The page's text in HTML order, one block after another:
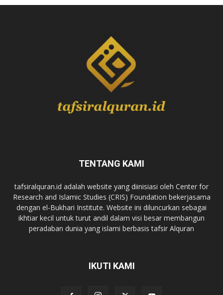
TENTANG KAMI
tafsiralquran.id adalah website yang diinisiasi oleh Center for
Research and Islamic Studies (CRIS) Foundation bekerjasama
dengan el-Bukhari Institute. Website ini diluncurkan sebagai
ikhtiar kecil untuk turut andil dalam visi besar membangun
peradaban dunia yang islami berbasis tafsir Alquran
IKUTI KAMI